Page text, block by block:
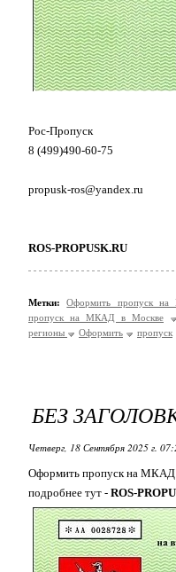
Рос-Пропуск
8 (499)490-60-75
propusk-ros@yandex.ru
ROS-PROPUSK.RU
Метки:
Оформить пропуск
пропуск на МКАД в Москве
регионы
Оформить пропуск
БЕЗ
Четверг, 18 Сентября 2025 г.
Оформить пропуск на МКАД
подробнее тут - ROS-